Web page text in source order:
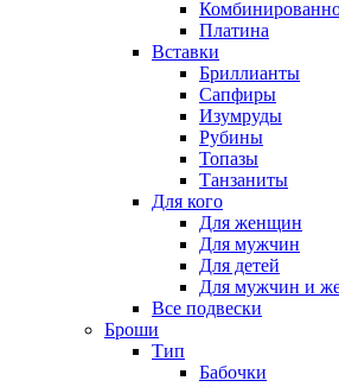
Платина
Вставки
Бриллианты
Сапфиры
Изумруды
Рубины
Топазы
Танзаниты
Для кого
Для женщин
Для мужчин
Для детей
Для мужчин и
Все подвески
Броши
Тип
Бабочки